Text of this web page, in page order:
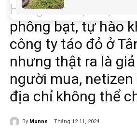
Hằng Du Mục bị “bắt
phông bạt, tự hào
công ty táo đỏ ở
nhưng thật ra là
người mua,
địa chỉ không thể
By Munnn Tháng 12 11, 2024